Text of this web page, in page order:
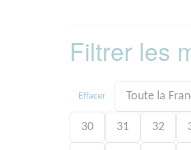
Filtrer les
Effacer Toute la
30 31 32